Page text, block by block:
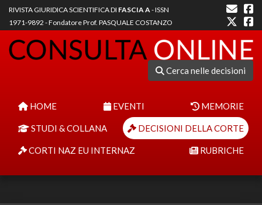
RIVISTA GIURIDICA SCIENTIFICA DI FASCIA A- ISSN
1971-9892 - Fondatore Prof. PASQUALE COSTANZO
Cerca nelle decisioni
HOME EVENTI MEMORIE
STUDI & COLLANA DECISIONI DELLA CORTE
CORTI NAZ EU INTERNAZ RUBRICHE